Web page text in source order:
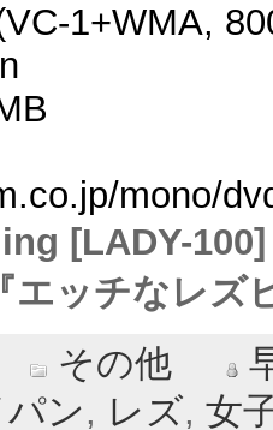
1+WMA,
mono/
[LADY-
エッチなレズ
その他
ン, レズ, 女